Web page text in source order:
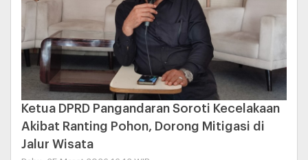
Ketua DPRD Pangandaran Soroti Kecelakaan
Akibat Ranting Pohon, Dorong Mitigasi di
Jalur Wisata